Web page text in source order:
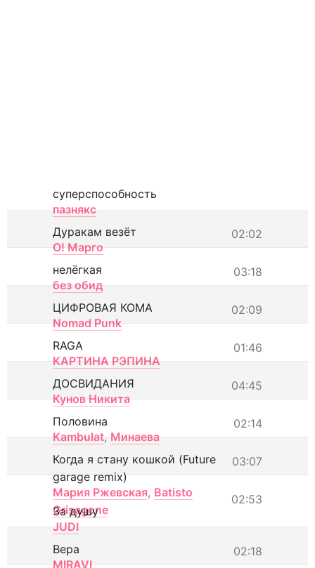
суперспособность
пазнякс
02:02
Дуракам везёт
О! Марго
03:18
нелёгкая
без обид
02:09
ЦИФРОВАЯ КОМА
Nomad Punk
01:46
RAGA
КАРТИНА РЭПИНА
04:45
ДОСВИДАНИЯ
Кунов Никита
02:14
Половина
Kambulat, Минаева
03:07
Когда я стану кошкой (Future
garage remix)
Мария Ржевская, Batisto
Grisagone
02:53
За душу
JUDI
02:18
Вера
MIRAVI